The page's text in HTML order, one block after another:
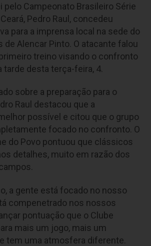
pelo Campeonato Brasileiro Série
Pedro Raul, concedeu
para a imprensa local na sede do
de Alencar Pinto. O atacante falou
treino visando o confronto
tarde desta terça-feira, 4.
sobre a preparação para o
Raul destacou que a
possível e citou que o grupo
focado no confronto. O
do Povo pontuou que clássicos
detalhes, muito em razão dos
a gente está focado no nosso
compenetrado nos nossos
pontuação que o Clube
mais um jogo, mais um
tem uma atmosfera diferente.